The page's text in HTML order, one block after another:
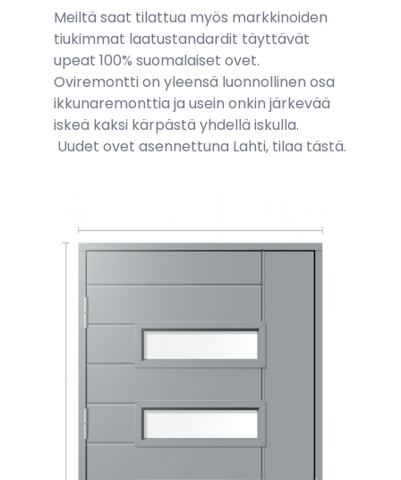
Meiltä saat tilattua myös markkinoiden
tiukimmat laatustandardit täyttävät
upeat 100% suomalaiset ovet.
Oviremontti on yleensä luonnollinen osa
ikkunaremonttia ja usein onkin järkevää
iskeä kaksi kärpästä yhdellä iskulla.
Uudet ovet asennettuna Lahti, tilaa tästä.